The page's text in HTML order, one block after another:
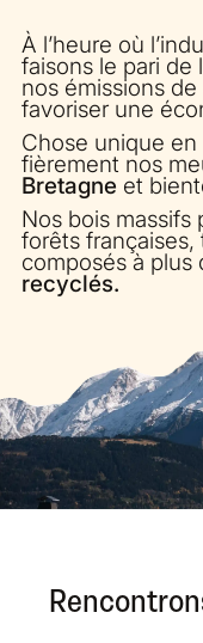
À l’heure où
faisons le pari de
nos émissions
favoriser une
Chose unique
fièrement nos
Bretagne et
Nos bois
forêts
composés à plus
recyclés.